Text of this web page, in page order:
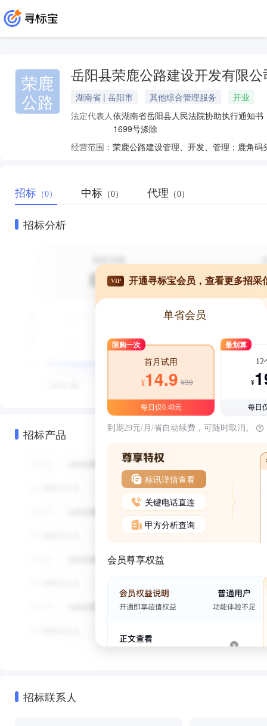
荣鹿
公路
岳阳县荣鹿公路建设开发有限公
湖南省 | 岳阳市 其他综合管理服务
开业
法定代表人：依湖南省岳阳县人民法院协助执行通知
1699号涤除
经营范围： 荣鹿公路建设管理、开发、管理；鹿角码
招标 （0） 中标 （0） 代理 （0）
招标分析
招标产品
VIP 开通寻标宝会员，查看更多招采
单省会员
限购一次
首月试用
¥14.9 ¥39
每日仅0.48元
最划算
12
¥
每日
到期29元/月/省自动续费，可随时取消。
标讯详情查看
关键电话直连
甲方分析查询
会员尊享权益
招标联系人